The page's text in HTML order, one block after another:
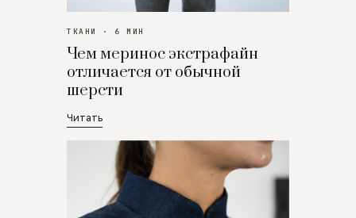
ТКАНИ · 6 МИН
Чем меринос экстрафайн
отличается от обычной
шерсти
Читать